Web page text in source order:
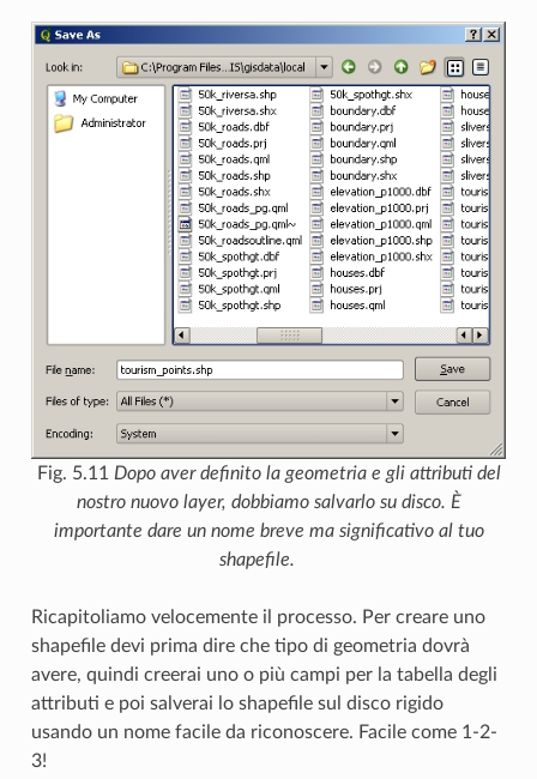
Fig. 5.11 Dopo aver definito la geometria e gli attributi del
nostro nuovo layer, dobbiamo salvarlo su disco. È
importante dare un nome breve ma significativo al tuo
shapefile.
Ricapitoliamo velocemente il processo. Per creare uno
shapefile devi prima dire che tipo di geometria dovrà
avere, quindi creerai uno o più campi per la tabella degli
attributi e poi salverai lo shapefile sul disco rigido
usando un nome facile da riconoscere. Facile come 1-2-
3!